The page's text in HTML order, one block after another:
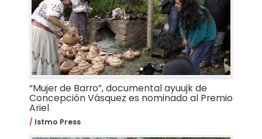
“Mujer de Barro”, documental ayuujk de
Concepción Vásquez es nominado al Premio
Ariel
Istmo Press